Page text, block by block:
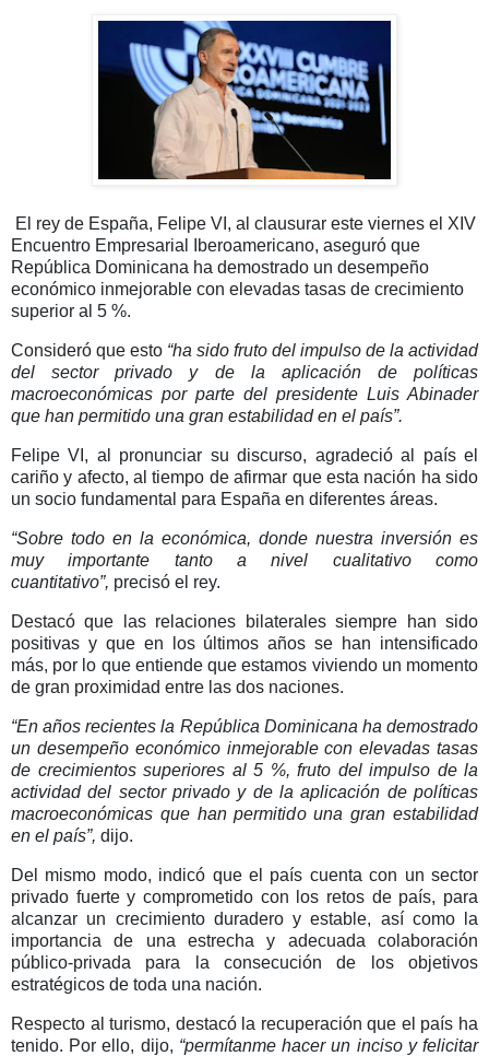
El rey de España, Felipe VI, al clausurar este viernes el XIV
Encuentro Empresarial Iberoamericano, aseguró que
República Dominicana ha demostrado un desempeño
económico inmejorable con elevadas tasas de crecimiento
superior al 5 %.
Consideró que esto “ha sido fruto del impulso de la actividad
del sector privado y de la aplicación de políticas
macroeconómicas por parte del presidente Luis Abinader
que han permitido una gran estabilidad en el país”.
Felipe VI, al pronunciar su discurso, agradeció al país el
cariño y afecto, al tiempo de afirmar que esta nación ha sido
un socio fundamental para España en diferentes áreas.
“Sobre todo en la económica, donde nuestra inversión es
muy importante tanto a nivel cualitativo como
cuantitativo”, precisó el rey.
Destacó que las relaciones bilaterales siempre han sido
positivas y que en los últimos años se han intensificado
más, por lo que entiende que estamos viviendo un momento
de gran proximidad entre las dos naciones.
“En años recientes la República Dominicana ha demostrado
un desempeño económico inmejorable con elevadas tasas
de crecimientos superiores al 5 %, fruto del impulso de la
actividad del sector privado y de la aplicación de políticas
macroeconómicas que han permitido una gran estabilidad
en el país”, dijo.
Del mismo modo, indicó que el país cuenta con un sector
privado fuerte y comprometido con los retos de país, para
alcanzar un crecimiento duradero y estable, así como la
importancia de una estrecha y adecuada colaboración
público-privada para la consecución de los objetivos
estratégicos de toda una nación.
Respecto al turismo, destacó la recuperación que el país ha
tenido. Por ello, dijo, “permítanme hacer un inciso y felicitar